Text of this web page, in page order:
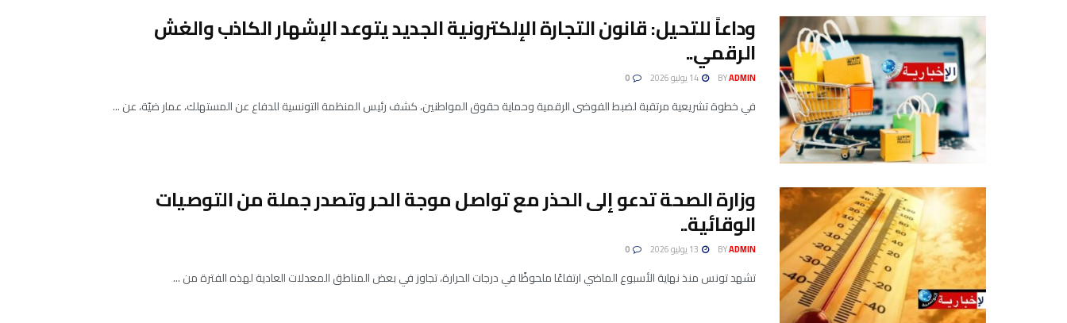
وداعاً للتحيل: قانون التجارة الإلكترونية الجديد يتوعد الإشهار الكاذب والغش
الرقمي..
BYADMIN
​في خطوة تشريعية مرتقبة لضبط الفوضى الرقمية وحماية حقوق المواطنين، كشف رئيس المنظمة التونسية للدفاع عن المستهلك، عمار ضيّة، عن ...
وزارة الصحة تدعو إلى الحذر مع تواصل موجة الحر وتصدر جملة من التوصيات
الوقائية..
BYADMIN
تشهد تونس منذ نهاية الأسبوع الماضي ارتفاعًا ملحوظًا في درجات الحرارة، تجاوز في بعض المناطق المعدلات العادية لهذه الفترة من ...